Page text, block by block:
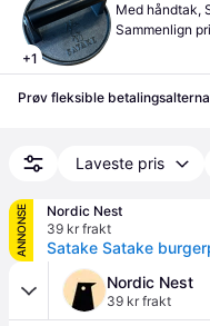
+1
Med håndtak,
Sammenlign
Prøv fleksible
Laveste pris
ANNONSE
Nordic Nest
39 kr frakt
Satake Satake
Nordic Nest
39 kr frakt